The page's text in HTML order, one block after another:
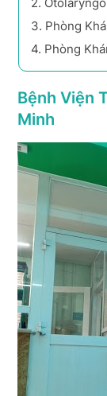
3. Phòng
4. Phòng
Bệnh Viện
Minh